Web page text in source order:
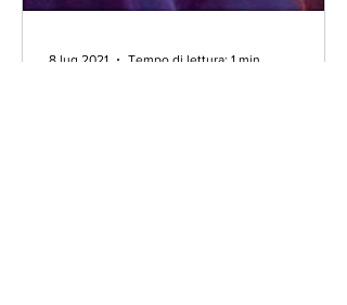
8 lug 2021 Tempo di lettura: 1 min